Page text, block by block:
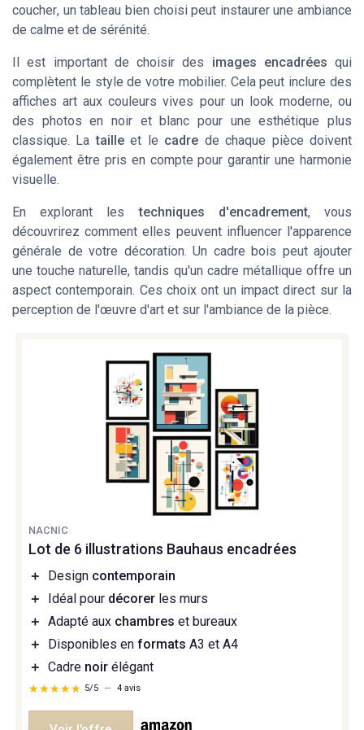
coucher, untableau bien choisi peut instaurer une ambiance
de calme et de sérénité.
Il est important de choisir des images encadrées qui
complètent le style de votre mobilier. Cela peut inclure des
affiches art aux couleurs vives pour un look moderne, ou
des photos en noir et blanc pour une esthétique plus
classique. Latailleet le cadre de chaque pièce doivent
également être pris en compte pour garantir une harmonie
visuelle.
En explorant lestechniques d'encadrement, vous
découvrirez comment elles peuvent influencer l'apparence
générale de votre décoration. Un cadre bois peut ajouter
une touche naturelle, tandis qu'un cadre métallique offre un
aspect contemporain. Ces choix ont un impact direct sur la
perception de l'œuvre d'art et sur l'ambiance de la pièce.
NACNIC
Lot de 6 illustrations Bauhaus encadrées
＋ Design contemporain
＋
Idéal pour décorer les murs
＋ Adapté aux chambres et bureaux
＋
Disponibles en formats A3 et A4
＋ Cadre noir élégant
★★★★★
★★★★★ 5/5 — 4 avis